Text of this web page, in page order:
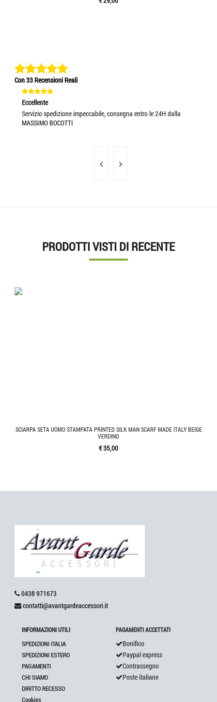
Con 33 Recensioni Reali
Eccellente
Servizio spedizione impeccabile, consegna entro le 24H dalla
MASSIMO BOCOTTI
PRODOTTI VISTI DI RECENTE
'.'
SCIARPA SETA UOMO STAMPATA PRINTED SILK MAN SCARF MADE ITALY BEIGE
VERDINO
€ 35,00
0438 971673
contatti@avantgardeaccessori.it
INFORMAZIONI UTILI
SPEDIZIONI ITALIA
SPEDIZIONI ESTERO
PAGAMENTI
CHI SIAMO
DIRITTO RECESSO
Cookies
PAGAMENTI ACCETTATI
Bonifico
Paypal express
Contrassegno
Poste italiane